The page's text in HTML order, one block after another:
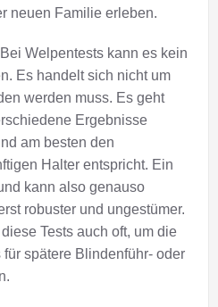
neuen Familie erleben.
Welpentests kann es kein
Es handelt sich nicht um
werden muss. Es geht
Ergebnisse
am besten den
Halter entspricht. Ein
kann also genauso
robuster und ungestümer.
Tests auch oft, um die
spätere Blindenführ- oder